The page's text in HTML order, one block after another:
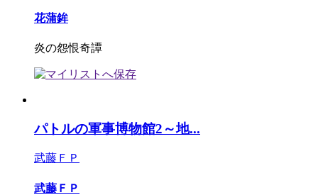
花蒲鉾
炎の怨恨奇譚
パトルの軍事博物館2～地...
武藤ＦＰ
武藤ＦＰ